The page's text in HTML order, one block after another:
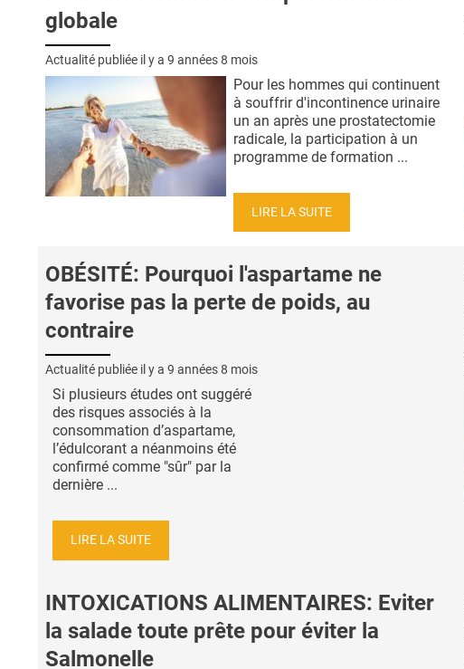
globale
Actualité publiée il y a 9 années 8 mois
Pour les hommes qui continuent
à souffrir d'incontinence urinaire
un an après une prostatectomie
radicale, la participation à un
programme de formation ...
LIRE LA SUITE
OBÉSITÉ: Pourquoi l'aspartame ne
favorise pas la perte de poids, au
contraire
Actualité publiée il y a 9 années 8 mois
Si plusieurs études ont suggéré
des risques associés à la
consommation d’aspartame,
l’édulcorant a néanmoins été
confirmé comme "sûr" par la
dernière ...
LIRE LA SUITE
INTOXICATIONS ALIMENTAIRES: Eviter
la salade toute prête pour éviter la
Salmonelle